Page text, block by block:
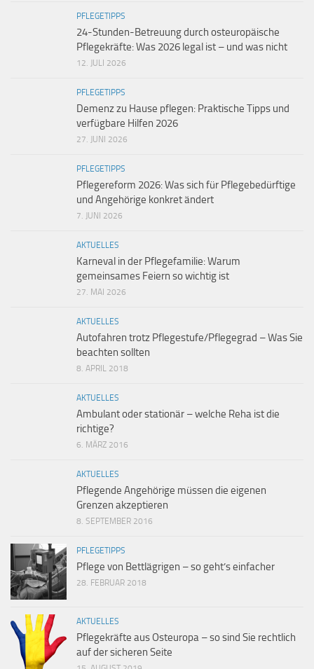
PFLEGETIPPS
24-Stunden-Betreuung durch osteuropäische
Pflegekräfte: Was 2026 legal ist – und was nicht
12. JULI 2026
PFLEGETIPPS
Demenz zu Hause pflegen: Praktische Tipps und
verfügbare Hilfen 2026
27. JUNI 2026
PFLEGETIPPS
Pflegereform 2026: Was sich für Pflegebedürftige
und Angehörige konkret ändert
7. JUNI 2026
AKTUELLES
Karneval in der Pflegefamilie: Warum
gemeinsames Feiern so wichtig ist
27. MAI 2026
AKTUELLES
Autofahren trotz Pflegestufe/Pflegegrad – Was Sie
beachten sollten
8. APRIL 2018
AKTUELLES
Ambulant oder stationär – welche Reha ist die
richtige?
6. MÄRZ 2016
AKTUELLES
Pflegende Angehörige müssen die eigenen
Grenzen akzeptieren
8. SEPTEMBER 2016
PFLEGETIPPS
Pflege von Bettlägrigen – so geht’s einfacher
28. FEBRUAR 2018
AKTUELLES
Pflegekräfte aus Osteuropa – so sind Sie rechtlich
auf der sicheren Seite